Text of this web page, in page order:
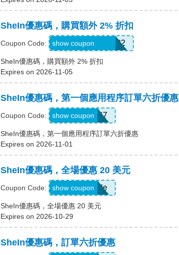
SheIn優惠碼，購買額外 2% 折扣
Coupon Code: Coriannekotel7582
show coupon
SheIn優惠碼，購買額外 2% 折扣
Expires on 2026-11-05
SheIn優惠碼，第一個應用程序訂單六折優惠
Coupon Code: QTEK4N7
show coupon
SheIn優惠碼，第一個應用程序訂單六折優惠
Expires on 2026-11-01
SheIn優惠碼，全場優惠 20 美元
Coupon Code: Show Code
show coupon
SheIn優惠碼，全場優惠 20 美元
Expires on 2026-10-29
SheIn優惠碼，訂單六折優惠